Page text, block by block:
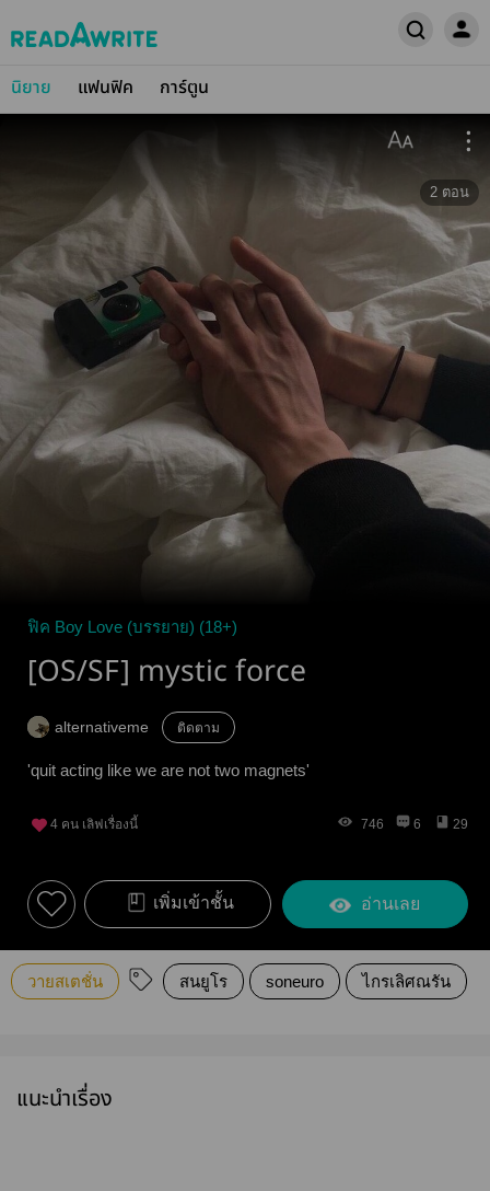
นิยาย แฟนฟิค การ์ตูน
2 ตอน
ฟิค Boy Love (บรรยาย) (18+)
[OS/SF] mystic force
alternativeme ติดตาม
'quit acting like we are not two magnets'
4 คน เลิฟเรื่องนี้ 746 6 29
เพิ่มเข้าชั้น อ่านเลย
วายสเตชั่น สนยูโร soneuro ไกรเลิศณรัน
แนะนำเรื่อง